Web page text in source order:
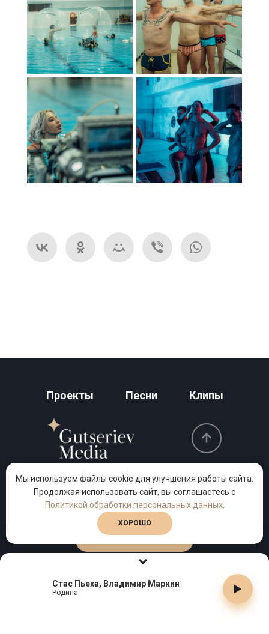
Стас Пьеха, Владимир Маркин
Родина
Проекты Песни Клипы
Телефон:+7 (495) 909-99-40
Email:info@gutserievmedia.ru
Адрес: Москва, Зубарев пер., д.15, корп. 1
2013–2026 © Продюсерский центр поэта Михаила Гуцериева.
Мы используем файлы cookie для улучшения работы сайта.
Продолжая использовать сайт, вы соглашаетесь с
Политикой обработки персональных данных.
ХОРОШО